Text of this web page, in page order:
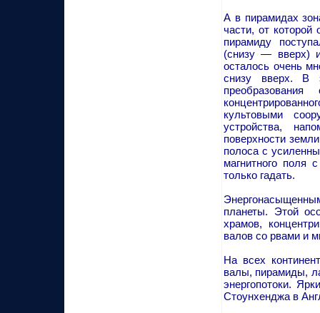
А в пирамидах
части, от которой
пирамиду
(снизу — вверх) и
осталось очень
снизу вверх. В
культовыми
устройства,
поверхности
полоса с
магнитного поля
только гадать.
планеты. Этой
храмов,
валов со рвами и
На всех
валы, пирамиды,
энергопотоки.
Стоунхенджа в